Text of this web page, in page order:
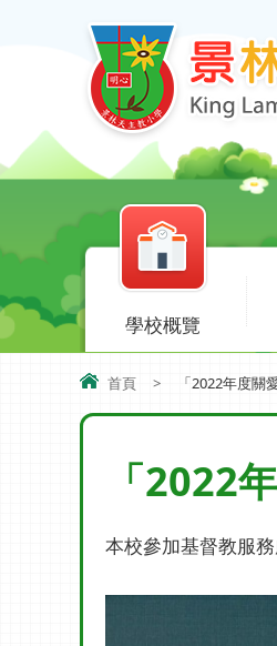
學校概覽
首頁 > 「2022年度關
「2022
本校參加基督教服